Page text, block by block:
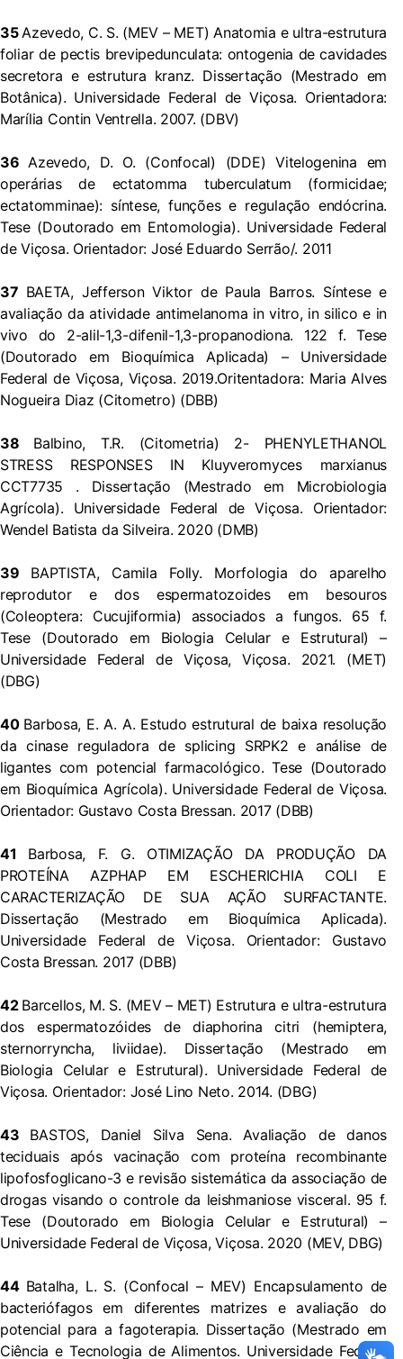
35Azevedo, C. S. (MEV – MET) Anatomia e ultra-estrutura
foliar de pectis brevipedunculata: ontogenia de cavidades
secretora e estrutura kranz. Dissertação (Mestrado em
Botânica). Universidade Federal de Viçosa. Orientadora:
Marília Contin Ventrella. 2007. (DBV)
36Azevedo, D. O. (Confocal) (DDE) Vitelogenina em
operárias de ectatomma tuberculatum (formicidae;
ectatomminae): síntese, funções e regulação endócrina.
Tese (Doutorado em Entomologia). Universidade Federal
de Viçosa. Orientador: José Eduardo Serrão/. 2011
37 BAETA, Jefferson Viktor de Paula Barros. Síntese e
avaliação da atividade antimelanoma in vitro, in silico e in
vivo do 2-alil-1,3-difenil-1,3-propanodiona. 122 f. Tese
(Doutorado em Bioquímica Aplicada) – Universidade
Federal de Viçosa, Viçosa. 2019.Oritentadora: Maria Alves
Nogueira Diaz (Citometro) (DBB)
38 Balbino, T.R. (Citometria) 2- PHENYLETHANOL
STRESS RESPONSES IN Kluyveromyces marxianus
CCT7735 . Dissertação (Mestrado em Microbiologia
Agrícola). Universidade Federal de Viçosa. Orientador:
Wendel Batista da Silveira. 2020 (DMB)
39 BAPTISTA, Camila Folly. Morfologia do aparelho
reprodutor e dos espermatozoides em besouros
(Coleoptera: Cucujiformia) associados a fungos. 65 f.
Tese (Doutorado em Biologia Celular e Estrutural) –
Universidade Federal de Viçosa, Viçosa. 2021. (MET)
(DBG)
40 Barbosa, E. A. A. Estudo estrutural de baixa resolução
da cinase reguladora de splicing SRPK2 e análise de
ligantes com potencial farmacológico. Tese (Doutorado
em Bioquímica Agrícola). Universidade Federal de Viçosa.
Orientador: Gustavo Costa Bressan. 2017 (DBB)
41 Barbosa, F. G. OTIMIZAÇÃO DA PRODUÇÃO DA
PROTEÍNA AZPHAP EM ESCHERICHIA COLI E
CARACTERIZAÇÃO DE SUA AÇÃO SURFACTANTE.
Dissertação (Mestrado em Bioquímica Aplicada).
Universidade Federal de Viçosa. Orientador: Gustavo
Costa Bressan. 2017 (DBB)
42 Barcellos, M. S. (MEV – MET) Estrutura e ultra-estrutura
dos espermatozóides de diaphorina citri (hemiptera,
sternorryncha, liviidae). Dissertação (Mestrado em
Biologia Celular e Estrutural). Universidade Federal de
Viçosa. Orientador: José Lino Neto. 2014. (DBG)
43 BASTOS, Daniel Silva Sena. Avaliação de danos
teciduais após vacinação com proteína recombinante
lipofosfoglicano-3 e revisão sistemática da associação de
drogas visando o controle da leishmaniose visceral. 95 f.
Tese (Doutorado em Biologia Celular e Estrutural) –
Universidade Federal de Viçosa, Viçosa. 2020 (MEV, DBG)
44 Batalha, L. S. (Confocal – MEV) Encapsulamento de
bacteriófagos em diferentes matrizes e avaliação do
potencial para a fagoterapia. Dissertação (Mestrado em
Ciência e Tecnologia de Alimentos. Universidade Federal